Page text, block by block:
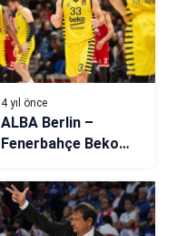
4 yıl önce
ALBA Berlin –
Fenerbahçe Beko
kaçta, hangi
kanalda?